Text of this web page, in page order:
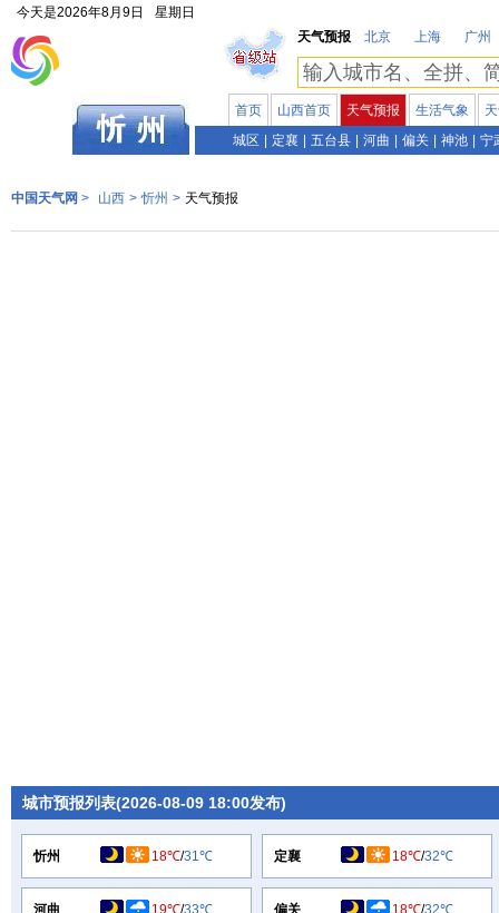
今天是2026年8月9日
星期日
天气预报
北京 上海 广州
首页 山西首页 天气预报 生活气象
城区
定襄 五台县 河曲 偏关 神池 宁
中国天气网 > 山西 > 忻州 > 天气预报
城市预报列表(2026-08-09 18:00发布)
忻州 18℃/31℃ 定襄 18℃/32℃
河曲 19℃/33℃ 偏关 18℃/32℃